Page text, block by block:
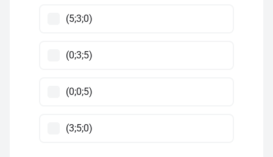
(5;3;0)
(0;3;5)
(0;0;5)
(3;5;0)